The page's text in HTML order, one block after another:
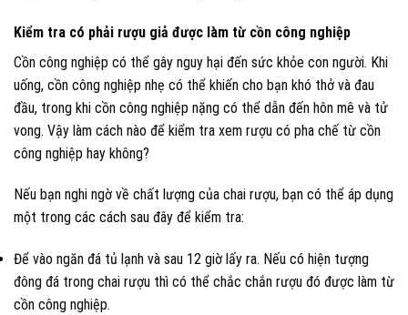
Kiểm tra có phải rượu giả được làm từ cồn công nghiệp
Cồn công nghiệp có thể gây nguy hại đến sức khỏe con người. Khi
uống, cồn công nghiệp nhẹ có thể khiến cho bạn khó thở và đau
đầu, trong khi cồn công nghiệp nặng có thể dẫn đến hôn mê và tử
vong. Vậy làm cách nào để kiểm tra xem rượu có pha chế từ cồn
công nghiệp hay không?
Nếu bạn nghi ngờ về chất lượng của chai rượu, bạn có thể áp dụng
một trong các cách sau đây để kiểm tra:
Để vào ngăn đá tủ lạnh và sau 12 giờ lấy ra. Nếu có hiện tượng
đông đá trong chai rượu thì có thể chắc chắn rượu đó được làm từ
cồn công nghiệp.